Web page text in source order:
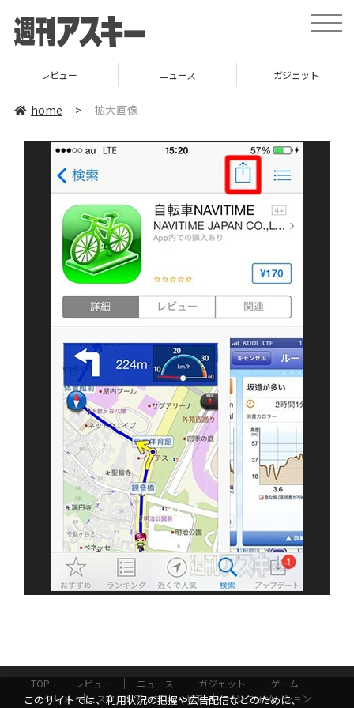
toggle
レビュー ニュース ガジェット
home > 拡大画像
TOP レビュー ニュース ガジェット
ゲーム
グルメ
スタートアップ ICT インフォメーション
このサイトでは、利用状況の把握や広告配信などのために、